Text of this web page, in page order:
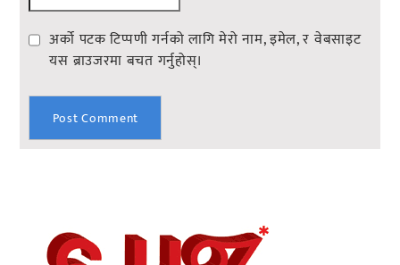
अर्को पटक टिप्पणी गर्नको लागि मेरो नाम, इमेल, र वेबसाइट
यस ब्राउजरमा बचत गर्नुहोस्।